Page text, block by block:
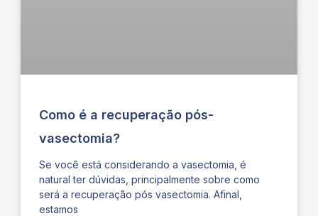
Como é a recuperação pós-
vasectomia?
Se você está considerando a vasectomia, é
natural ter dúvidas, principalmente sobre como
será a recuperação pós vasectomia. Afinal,
estamos